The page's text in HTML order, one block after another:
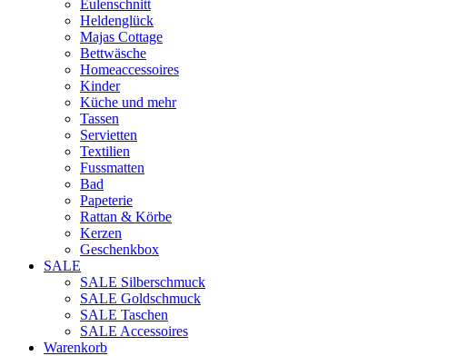
Eulenschnitt
Heldenglück
Majas Cottage
Bettwäsche
Homeaccessoires
Kinder
Küche und mehr
Tassen
Servietten
Textilien
Fussmatten
Bad
Papeterie
Rattan & Körbe
Kerzen
Geschenkbox
SALE
SALE Silberschmuck
SALE Goldschmuck
SALE Taschen
SALE Accessoires
Warenkorb